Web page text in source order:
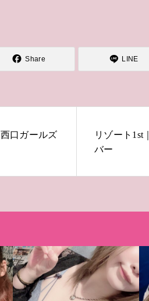
Share LINE
口ガールズ
リゾート1st
バー